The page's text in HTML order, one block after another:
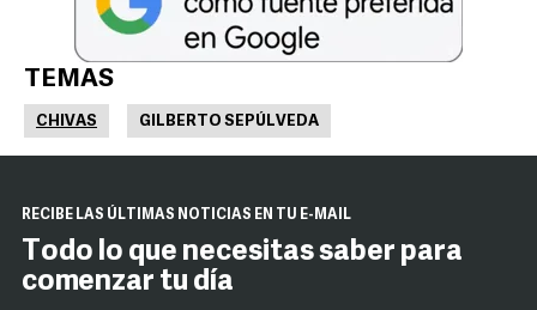
TEMAS
CHIVAS GILBERTO SEPÚLVEDA
RECIBE LAS ÚLTIMAS NOTICIAS EN TU E-MAIL
Todo lo que necesitas saber para
comenzar tu día